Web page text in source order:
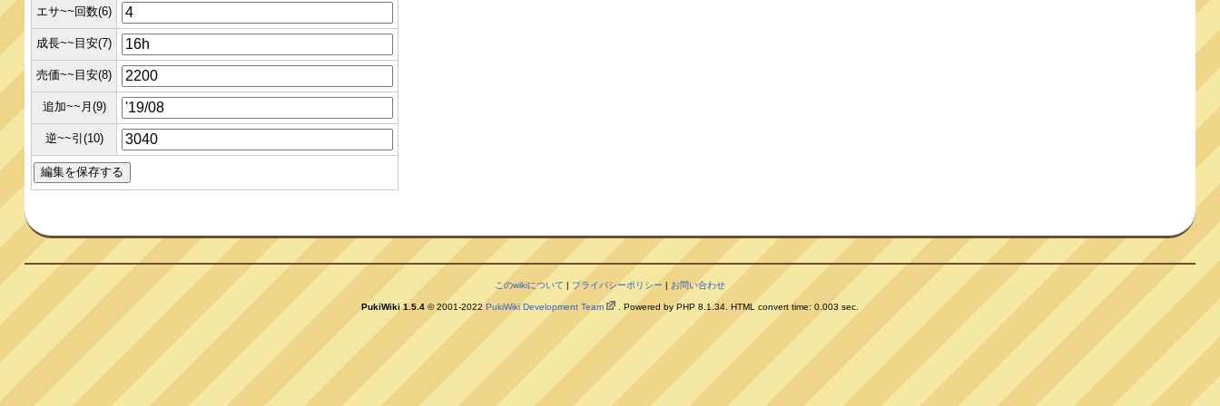
エサ~~回数(6)
成長~~目安(7)
売価~~目安(8)
追加~~月(9)
逆~~引(10)
このwikiについて | プライバシーポリシー | お問い合わせ
PukiWiki 1.5.4 © 2001-2022 PukiWiki Development Team . Powered by PHP 8.1.34. HTML convert time: 0.003 sec.